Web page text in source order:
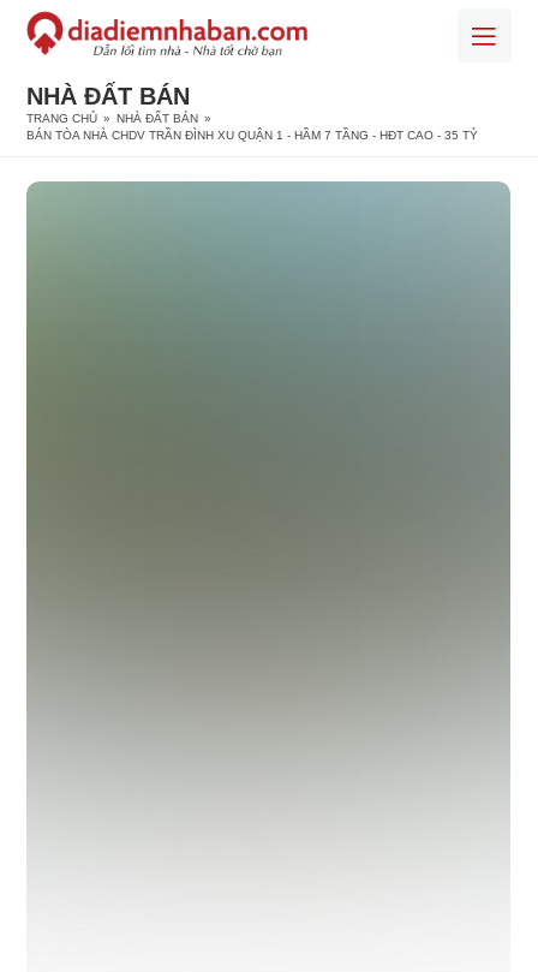
NHÀ ĐẤT BÁN
TRANG CHỦ » NHÀ ĐẤT BÁN »
BÁN TÒA NHÀ CHDV TRẦN ĐÌNH XU QUẬN 1 - HẦM 7 TẦNG - HĐT CAO - 35 TỶ